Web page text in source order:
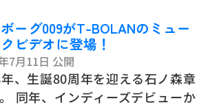
ーグ009がT-BOLANのミュー
ビデオに登場！
7月11日 公開
、生誕80周年を迎える石ノ森章
同年、インディーズデビューか